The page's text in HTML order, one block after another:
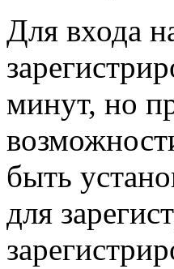
Для входа
минут, но
быть
для